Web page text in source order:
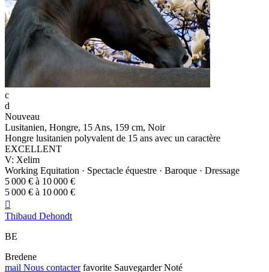
c
d
Nouveau
Lusitanien, Hongre, 15 Ans, 159 cm, Noir
Hongre lusitanien polyvalent de 15 ans avec un caractère
EXCELLENT
V: Xelim
Working Equitation · Spectacle équestre · Baroque · Dressage
5 000 € à 10 000 €
5 000 € à 10 000 €

Thibaud Dehondt
BE
Bredene
mail Nous contacter favorite Sauvegarder Noté